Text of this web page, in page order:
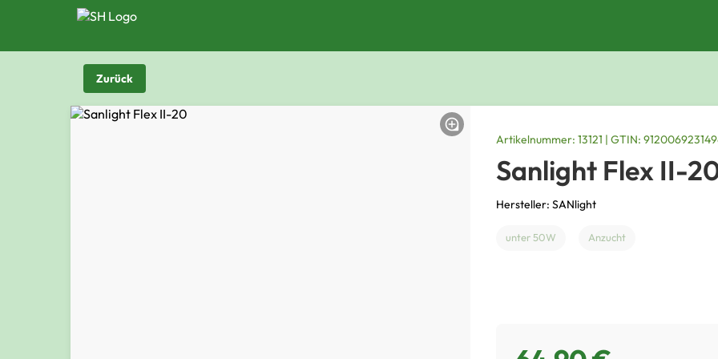
Zurück
Artikelnummer: 13121 | GTIN:
Sanlight Flex II-
Hersteller: SANlight
unter 50W Anzucht